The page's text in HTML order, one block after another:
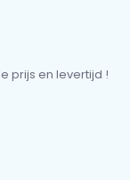
prijs en levertijd !